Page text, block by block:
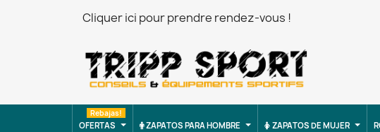
Cliquer ici pour prendre rendez-vous !
OFERTAS
Rebajas!
ZAPATOS PARA HOMBRE ZAPATOS DE MUJER